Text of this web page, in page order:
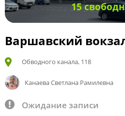
15
Варшавский
Обводного канала, 118
Канаева Светлана Рамилевна
Ожидание записи